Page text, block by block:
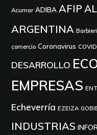
Acumar ADIBA AFIP
ARGENTINA Barbieri
comercio Coronavirus
DESARROLLO
EMPRESAS
Echeverría EZEIZA
INDUSTRIAS